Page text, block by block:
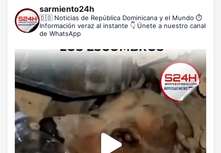
sarmiento24h
🇩🇴 Noticias de República Dominicana y el Mundo ⏱️
Información veraz al instante 👇 Únete a nuestro canal
de WhatsApp